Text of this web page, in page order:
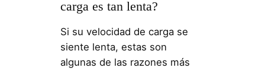
carga es tan lenta?
Si su velocidad de carga se
siente lenta, estas son
algunas de las razones más